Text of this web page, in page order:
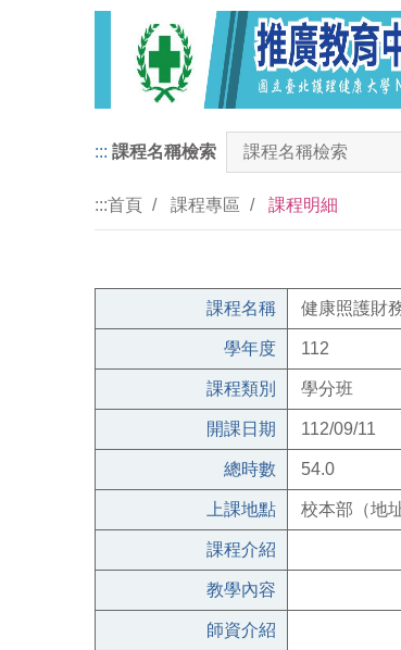
::: 課程名稱檢索
:::首頁 課程專區 課程明細
課程名稱 健康照護財
學年度 112
課程類別 學分班
開課日期 112/09/11
總時數 54.0
上課地點 校本部（地
課程介紹
教學內容
師資介紹